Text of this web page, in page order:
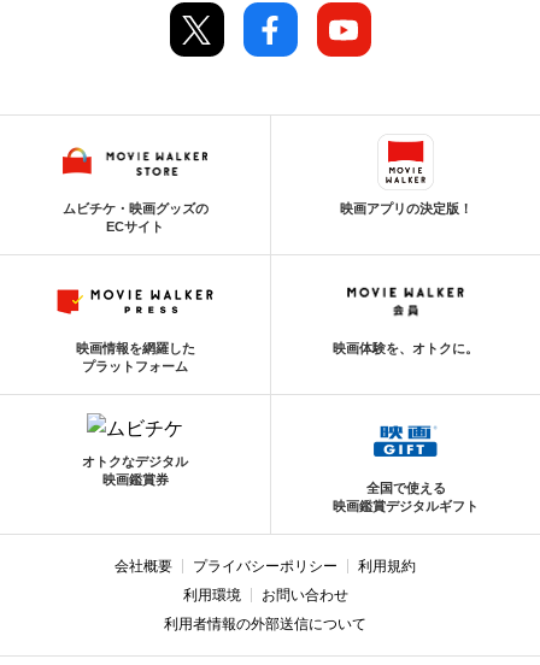
ムビチケ・映画グッズの
ECサイト
映画アプリの決定版！
映画情報を網羅した
プラットフォーム
映画体験を、オトクに。
オトクなデジタル
映画鑑賞券
全国で使える
映画鑑賞デジタルギフト
会社概要 プライバシーポリシー
利用規約
利用環境
お問い合わせ
利用者情報の外部送信について